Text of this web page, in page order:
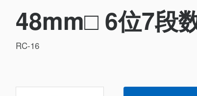
48mm□ 6位7段
RC-16